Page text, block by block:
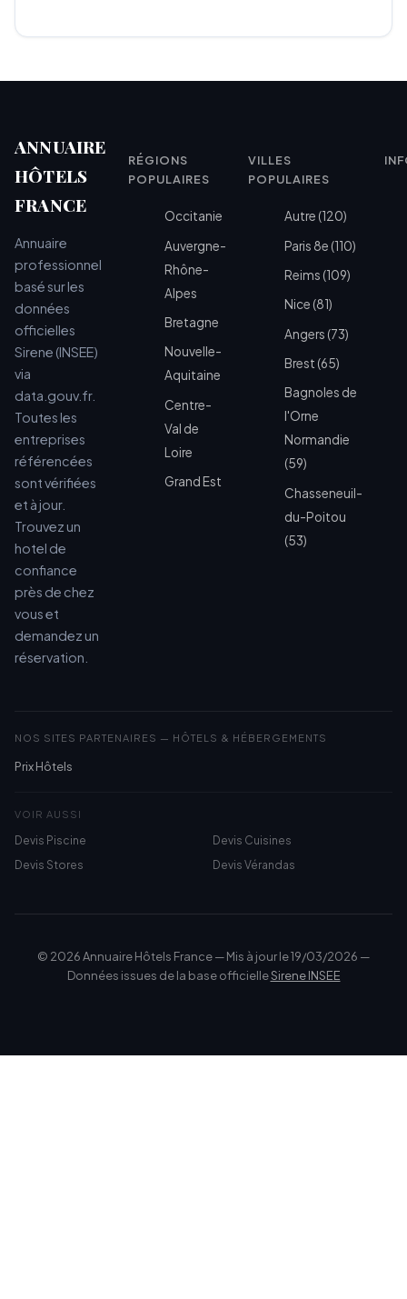
ANNUAIRE
HÔTELS
FRANCE
Annuaire
professionnel
basé sur les
données
officielles
Sirene (INSEE)
via
data.gouv.fr.
Toutes les
entreprises
référencées
sont vérifiées
et à jour.
Trouvez un
hotel de
confiance
près de chez
vous et
demandez un
réservation.
RÉGIONS
POPULAIRES
Occitanie
Auvergne-
Rhône-
Alpes
Bretagne
Nouvelle-
Aquitaine
Centre-
Val de
Loire
Grand Est
VILLES
POPULAIRES
Autre (120)
Paris 8e (110)
Reims (109)
Nice (81)
Angers (73)
Brest (65)
Bagnoles de
l'Orne
Normandie
(59)
Chasseneuil-
du-Poitou
(53)
NOS SITES PARTENAIRES — HÔTELS & HÉBERGEMENTS
Prix Hôtels
VOIR AUSSI
Devis Piscine
Devis Cuisines
Devis Stores
Devis Vérandas
© 2026 Annuaire Hôtels France — Mis à jour le 19/03/2026 —
Données issues de la base officielleSirene INSEE